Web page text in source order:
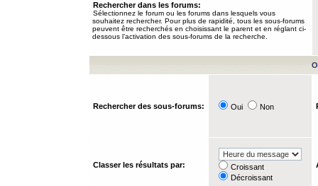
Rechercher dans les forums:
Sélectionnez le forum ou les forums dans lesquels vous
souhaitez rechercher. Pour plus de rapidité, tous les sous-forums
peuvent être recherchés en choisissant le parent et en réglant ci-
dessous l’activation des sous-forums de la recherche.
Rechercher des sous-forums: Oui Non
Classer les résultats par:
Croissant
Décroissant